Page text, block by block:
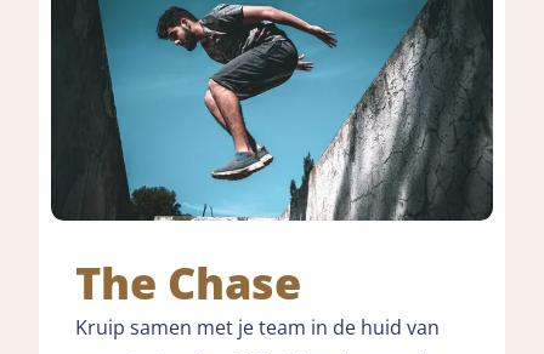
The Chase
Kruip samen met je team in de huid van